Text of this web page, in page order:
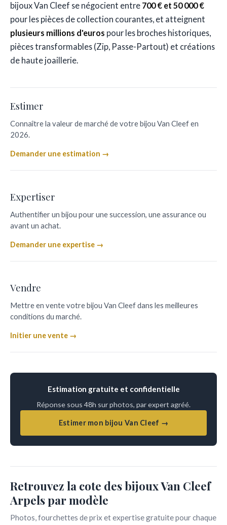
bijoux Van Cleef se négocient entre 700 € et 50 000 €
pour les pièces de collection courantes, et atteignent
plusieurs millions d'euros pour les broches historiques,
pièces transformables (Zip, Passe-Partout) et créations
de haute joaillerie.
Estimer
Connaître la valeur de marché de votre bijou Van Cleef en
2026.
Demander une estimation →
Expertiser
Authentifier un bijou pour une succession, une assurance ou
avant un achat.
Demander une expertise →
Vendre
Mettre en vente votre bijou Van Cleef dans les meilleures
conditions du marché.
Initier une vente →
Estimation gratuite et confidentielle
Réponse sous 48h sur photos, par expert agréé.
Estimer mon bijou Van Cleef →
Retrouvez la cote des bijoux Van Cleef
Arpels par modèle
Photos, fourchettes de prix et expertise gratuite pour chaque